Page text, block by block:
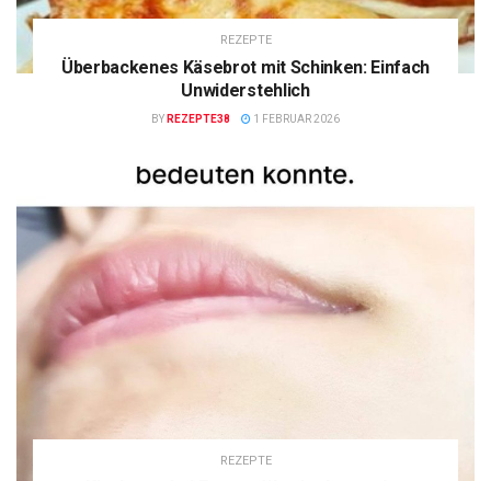
REZEPTE
Überbackenes Käsebrot mit Schinken: Einfach
Unwiderstehlich
BY REZEPTE38 1 FEBRUAR 2026
REZEPTE